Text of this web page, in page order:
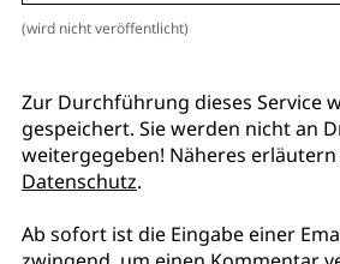
(wird nicht veröffentlicht)
Zur Durchführung dieses Service
gespeichert. Sie werden nicht an
weitergegeben! Näheres
Datenschutz.
Ab sofort ist die Eingabe einer